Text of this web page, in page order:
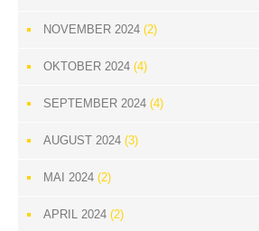
NOVEMBER 2024 (2)
OKTOBER 2024 (4)
SEPTEMBER 2024 (4)
AUGUST 2024 (3)
MAI 2024 (2)
APRIL 2024 (2)